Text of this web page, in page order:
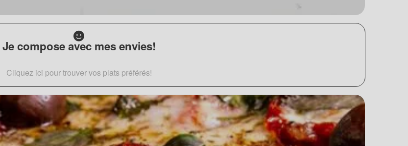
Je compose avec mes envies!
Cliquez ici pour trouver vos plats préférés!